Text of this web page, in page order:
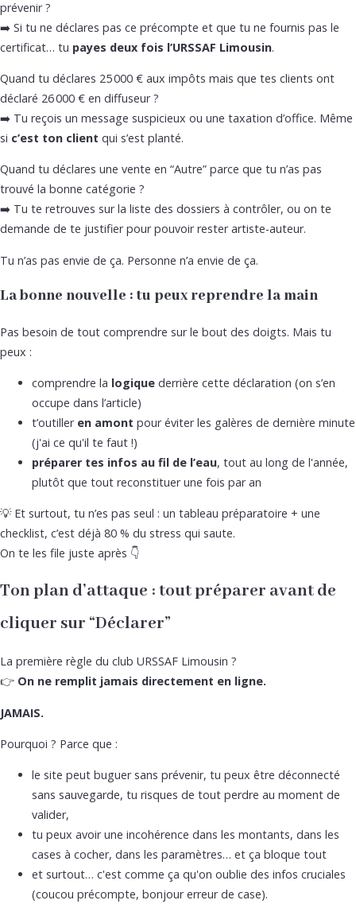
prévenir ?
➡️ Si tu ne déclares pas ce précompte et que tu ne fournis pas le
certificat… tu payes deux fois l’URSSAF Limousin.
Quand tu déclares 25 000 € aux impôts mais que tes clients ont
déclaré 26 000 € en diffuseur ?
➡️ Tu reçois un message suspicieux ou une taxation d’office. Même
si c’est ton client qui s’est planté.
Quand tu déclares une vente en “Autre” parce que tu n’as pas
trouvé la bonne catégorie ?
➡️ Tu te retrouves sur la liste des dossiers à contrôler, ou on te
demande de te justifier pour pouvoir rester artiste-auteur.
Tu n’as pas envie de ça. Personne n’a envie de ça.
La bonne nouvelle : tu peux reprendre la main
Pas besoin de tout comprendre sur le bout des doigts. Mais tu
peux :
comprendre la logique derrière cette déclaration (on s’en
occupe dans l’article)
t’outiller en amont pour éviter les galères de dernière minute
(j'ai ce qu'il te faut !)
préparer tes infos au fil de l’eau, tout au long de l'année,
plutôt que tout reconstituer une fois par an
💡 Et surtout, tu n’es pas seul : un tableau préparatoire + une
checklist, c’est déjà 80 % du stress qui saute.
On te les file juste après 👇
Ton plan d’attaque : tout préparer avant de
cliquer sur “Déclarer”
La première règle du club URSSAF Limousin ?
👉 On ne remplit jamais directement en ligne.
JAMAIS.
Pourquoi ? Parce que :
le site peut buguer sans prévenir, tu peux être déconnecté
sans sauvegarde, tu risques de tout perdre au moment de
valider,
tu peux avoir une incohérence dans les montants, dans les
cases à cocher, dans les paramètres… et ça bloque tout
et surtout… c'est comme ça qu'on oublie des infos cruciales
(coucou précompte, bonjour erreur de case).